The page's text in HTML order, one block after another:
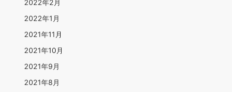
2022年2月
2022年1月
2021年11月
2021年10月
2021年9月
2021年8月